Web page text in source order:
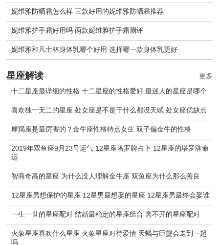
妮维雅防晒霜怎么样 三款好用的妮维雅防晒霜推荐
妮维雅护手霜好用吗 两款妮维雅护手霜测评
妮维雅和凡士林身体乳哪个好用 选择哪一款身体乳更好
星座解读
十二星座最详细的性格 十二星座的性格爱好 最迷人的星座是哪个
喜欢独一无二的星座 处女座是不是干什么都没天赋 处女座优缺点
摩羯座是最厉害的？金牛座性格特点女生 双子偏金牛的性格
2019年双鱼座9月23号运气 12星座塔罗牌占卜 12星座的塔罗牌命
运
智商奇高的星座 为什么没人理解金牛座 双鱼座为什么那么善良
12星座男想保护的星座 12星男最想娶的星座 12星座男最终会娶谁
一生一世的星座配对 结婚最稳定的星座组合 离不开的星座配对
火象星座喜欢什么星座 火象星座对待爱情 天蝎与巨蟹会走到一起
吗
更多